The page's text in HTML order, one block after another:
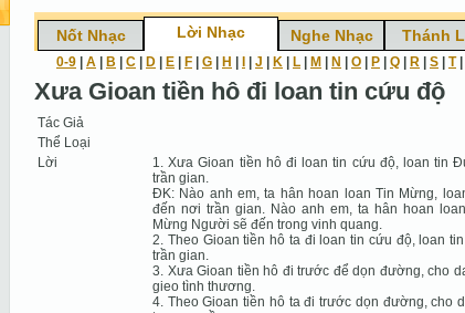
Nốt Nhạc Lời Nhạc Nghe Nhạc Thánh
0-9 A B C D E F G H J K L M N O P Q R S T|
Xưa Gioan tiền hô đi loan tin cứu độ
Tác Giả
Thể Loại
Lời
1. Xưa Gioan tiền hô đi loan tin cứu độ, loan tin
trần gian.
ÐK: Nào anh em, ta hân hoan loan Tin Mừng,
đến nơi trần gian. Nào anh em, ta hân hoan
Mừng Người sẽ đến trong vinh quang.
2. Theo Gioan tiền hô ta đi loan tin cứu độ, loan
trần gian.
3. Xưa Gioan tiền hô đi trước để dọn đường, cho
gieo tình thương.
4. Theo Gioan tiền hô ta đi trước dọn đường, cho